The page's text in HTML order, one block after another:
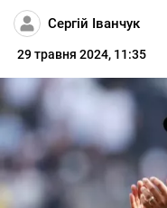
КАЗИНО
РІЗНЕ
RU
Сергій Іванчук
29 травня 2024, 11:35